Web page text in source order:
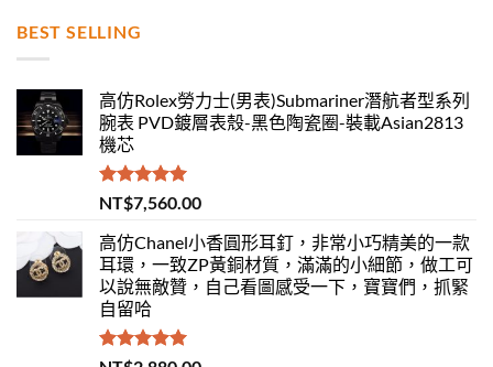
BEST SELLING
高仿Rolex勞力士(男表)Submariner潛航者型系列
腕表 PVD鍍層表殼-黑色陶瓷圈-裝載Asian2813
機芯
評分 5.00
滿分 5
NT$7,560.00
高仿Chanel小香圓形耳釘，非常小巧精美的一款
耳環，一致ZP黃銅材質，滿滿的小細節，做工可
以說無敵贊，自己看圖感受一下，寶寶們，抓緊
自留哈